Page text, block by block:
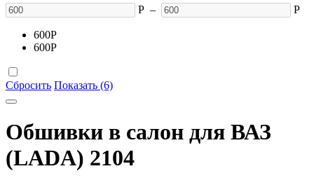
Р – Р
600Р
600Р
Сбросить Показать (6)
Обшивки в салон для ВАЗ
(LADA) 2104